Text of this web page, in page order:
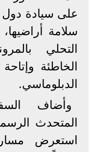
على سيادة دول
سلامة
التحلي
الخاطئة
الدبلوماسي.
وأضاف
المتحدث
استعرض مسار